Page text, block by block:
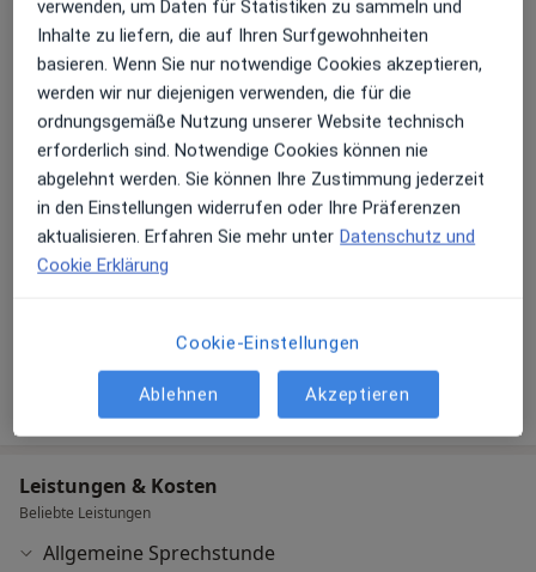
Ultraschall
mehrÜber mich
Hauptsächlich behandelte Krankheiten
Asthma
Schilddrüsenüberfunktion
Schilddrüsenunterfunktion
Erkältung
Übergewicht
+30 a11y_sr_more_diseases
Patienten, die ich behandle
Mehr Details anzeigen
über Erfahrungen
Leistungen & Kosten
Beliebte Leistungen
Allgemeine Sprechstunde
verwenden, um Daten für Statistiken zu sammeln und
Inhalte zu liefern, die auf Ihren Surfgewohnheiten
basieren. Wenn Sie nur notwendige Cookies akzeptieren,
werden wir nur diejenigen verwenden, die für die
ordnungsgemäße Nutzung unserer Website technisch
erforderlich sind. Notwendige Cookies können nie
abgelehnt werden. Sie können Ihre Zustimmung jederzeit
in den Einstellungen widerrufen oder Ihre Präferenzen
aktualisieren. Erfahren Sie mehr unter Datenschutz und
Cookie Erklärung
Cookie-Einstellungen
Ablehnen Akzeptieren